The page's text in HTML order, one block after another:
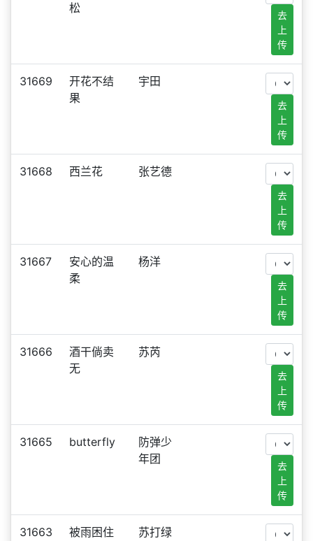
松
去
上
传
31669
开花不结
果
宇田
去
上
传
31668 西兰花 张艺德
去
上
传
31667
安心的温
柔
杨洋
去
上
传
31666
酒干倘卖
无
苏芮
去
上
传
31665 butterfly
防弹少
年团
去
上
传
31663
被雨困住
苏打绿